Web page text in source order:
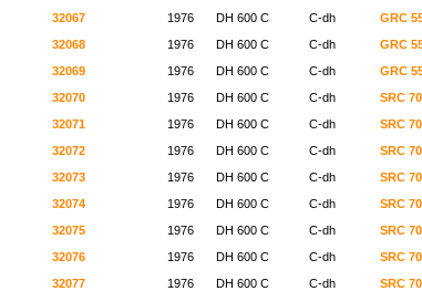
32067 1976 DH 600 C C-dh
GRC
32068 1976 DH 600 C C-dh
GRC
32069 1976 DH 600 C C-dh
GRC
32070 1976 DH 600 C C-dh
SRC
32071 1976 DH 600 C C-dh
SRC
32072 1976 DH 600 C C-dh
SRC
32073 1976 DH 600 C C-dh
SRC
32074 1976 DH 600 C C-dh
SRC
32075 1976 DH 600 C C-dh
SRC
32076 1976 DH 600 C C-dh
SRC
32077 1976 DH 600 C C-dh
SRC